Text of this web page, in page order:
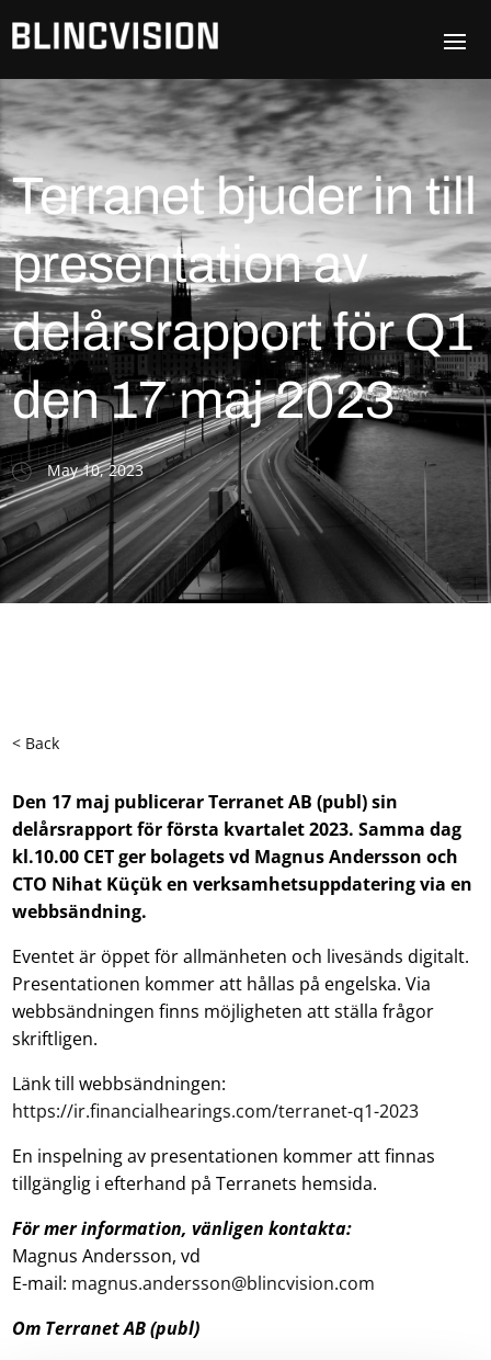
Terranet bjuder in till
presentation av
delårsrapport för Q1
den 17 maj 2023
May 10, 2023
< Back
Den 17 maj publicerarTerranetAB (publ)sin
delårsrapport förförsta kvartalet2023. Samma dag
kl.10.00 CETger bolagetsvd Magnus Andersson och
CTO Nihat Küçüken verksamhetsuppdateringvia en
webbsändning.
Eventet är öppet för allmänheten och livesänds digitalt.
Presentationen kommer att hållas på engelska. Via
webbsändningen finns möjligheten att ställa frågor
skriftligen.
Länk till webbsändningen:
https://ir.financialhearings.com/terranet-q1-2023
En inspelning av presentationen kommer att finnas
tillgänglig i efterhand på Terranets hemsida.
För mer information, vänligen kontakta:
Magnus Andersson, vd
E-mail: magnus.andersson@blincvision.com
Om Terranet AB (publ)